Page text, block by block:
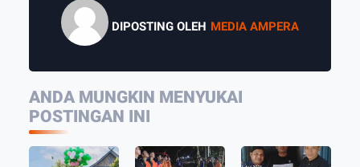
DIPOSTING OLEH MEDIA AMPERA
ANDA MUNGKIN MENYUKAI
POSTINGAN INI